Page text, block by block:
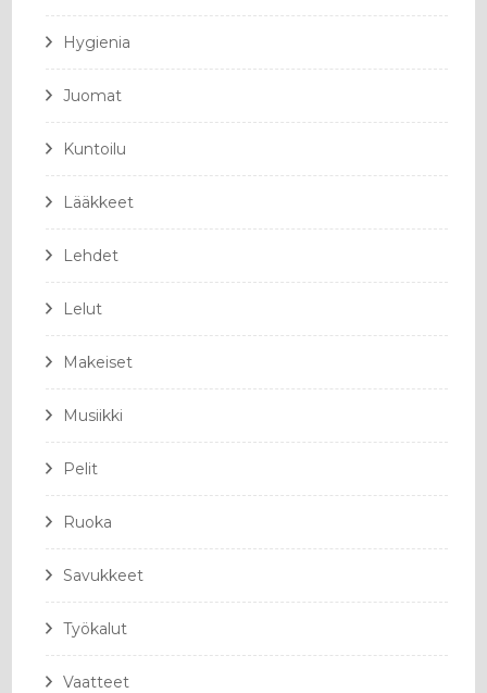
Hygienia
Juomat
Kuntoilu
Lääkkeet
Lehdet
Lelut
Makeiset
Musiikki
Pelit
Ruoka
Savukkeet
Työkalut
Vaatteet